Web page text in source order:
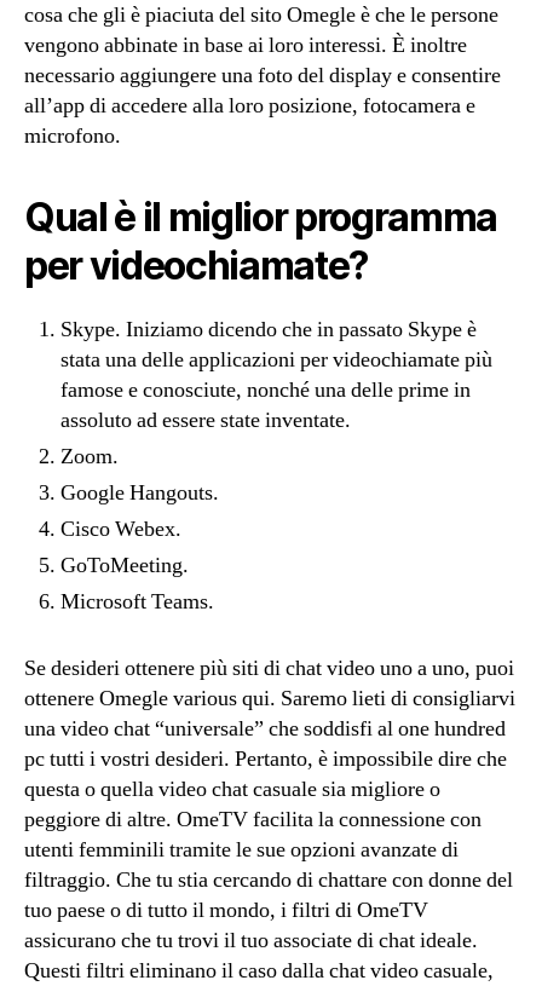
cosa che gli è piaciuta del sito Omegle è che le persone
vengono abbinate in base ai loro interessi. È inoltre
necessario aggiungere una foto del display e consentire
all’app di accedere alla loro posizione, fotocamera e
microfono.
Qual è il miglior programma
per videochiamate?
Skype. Iniziamo dicendo che in passato Skype è
stata una delle applicazioni per videochiamate più
famose e conosciute, nonché una delle prime in
assoluto ad essere state inventate.
Zoom.
Google Hangouts.
Cisco Webex.
GoToMeeting.
Microsoft Teams.
Se desideri ottenere più siti di chat video uno a uno, puoi
ottenere Omegle various qui. Saremo lieti di consigliarvi
una video chat “universale” che soddisfi al one hundred
pc tutti i vostri desideri. Pertanto, è impossibile dire che
questa o quella video chat casuale sia migliore o
peggiore di altre. OmeTV facilita la connessione con
utenti femminili tramite le sue opzioni avanzate di
filtraggio. Che tu stia cercando di chattare con donne del
tuo paese o di tutto il mondo, i filtri di OmeTV
assicurano che tu trovi il tuo associate di chat ideale.
Questi filtri eliminano il caso dalla chat video casuale,